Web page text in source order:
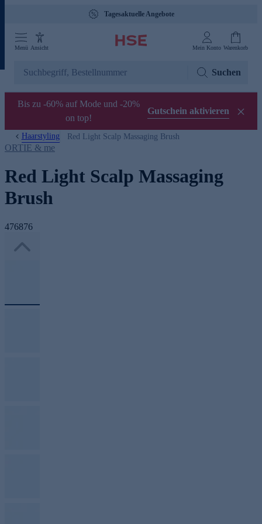
Tagesaktuelle Angebote
Menü Ansicht Mein Konto Warenkorb
Suchen
Bis zu -60% auf Mode und -20%
on top!
Gutschein aktivieren
Haarstyling Red Light Scalp Massaging Brush
ORTIE & me
Red Light Scalp Massaging
Brush
476876